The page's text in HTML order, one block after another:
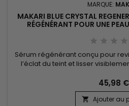
MARQUE:
MAKARI BLUE CRYSTAL
RÉGÉNÉRANT POUR UNE
Sérum régénérant conçu pour
l’éclat du teint et lisser
Barbadensis Leaf Juice, reconnu
peau, le Palmitoyl
améliorer la souplesse et
45,98 €
 Ajouter au